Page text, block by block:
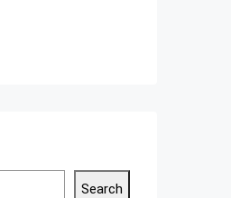
Search